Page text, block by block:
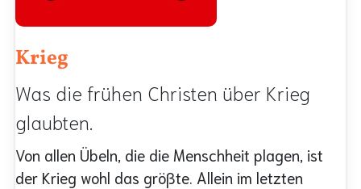
Krieg
Was die frühen Christen über Krieg
glaubten.
Von allen Übeln, die die Menschheit plagen, ist
der Krieg wohl das größte. Allein im letzten